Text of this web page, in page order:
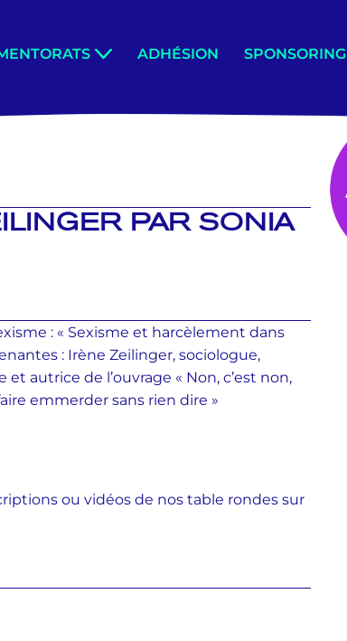
ADHÉSION SPONSORING
PAR SONIA
: « Sexisme et harcèlement dans
: Irène Zeilinger, sociologue,
autrice de l’ouvrage « Non, c’est non,
emmerder sans rien dire »
ou vidéos de nos table rondes sur